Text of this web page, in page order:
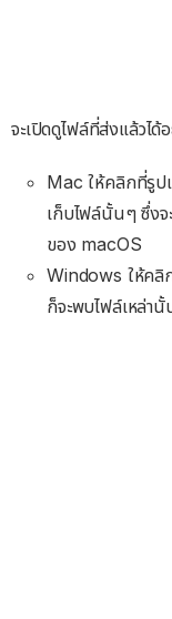
จะเปิดดูไฟล์ที่ส่งแล้วได้
Mac ให้คลิกที่รูป
เก็บไฟล์นั้นๆ ซึ่ง
ของ macOS
Windows ให้คลิ
ก็จะพบไฟล์เหล่า